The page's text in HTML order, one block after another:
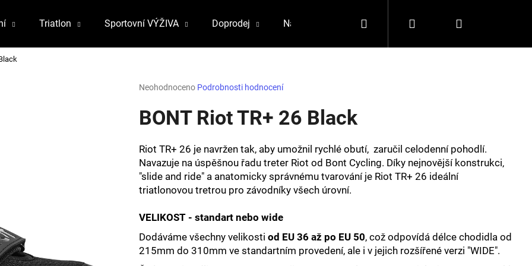
Triatlon Sportovní VÝŽIVA Doprodej Napište nám Jakou zvolit velikost?
Přihlášení
Průměrné
produktu
je
5
hvězdiček.
Neohodnoceno Podrobnosti hodnocení
BONT Riot TR+ 26 Black
Riot TR+ 26 je navržen tak, aby umožnil rychlé obutí, zaručil celodenní pohodlí.
Navazuje na úspěšnou řadu treter Riot od Bont Cycling. Díky nejnovější konstrukci‚
"slide and ride" a anatomicky správnému tvarování je Riot TR+ 26 ideální
triatlonovou tretrou pro závodníky všech úrovní.
VELIKOST - standart nebo wide
Dodáváme všechny velikosti od EU 36 až po EU 50, což odpovídá délce chodidla od
215mm do 310mm ve standartním provedení, ale i v jejich rozšířené verzi "WIDE".
Co potřebujete najít?
HLEDAT
Následující